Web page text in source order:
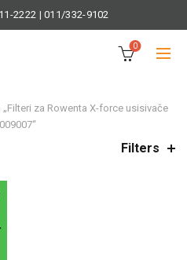
2222 |011/332-9102
0
za Rowenta X-force usisivače
Filters